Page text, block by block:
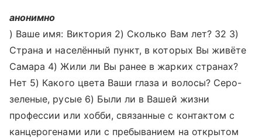
анонимно
) Ваше имя: Виктория 2) Сколько Вам лет? 32 3)
Страна и населённый пункт, в которых Вы живёте
Самара 4) Жили ли Вы ранее в жарких странах?
Нет 5) Какого цвета Ваши глаза и волосы? Серо-
зеленые, русые 6) Были ли в Вашей жизни
профессии или хобби, связанные с контактом с
канцерогенами или с пребыванием на открытом